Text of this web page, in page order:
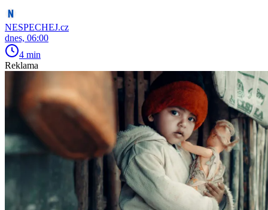
NESPECHEJ.cz
dnes, 06:00
4 min
Reklama